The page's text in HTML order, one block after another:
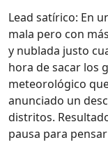
Lead satírico: En
mala pero con
y nublada justo
hora de sacar los
meteorológico
anunciado un
distritos.
pausa para